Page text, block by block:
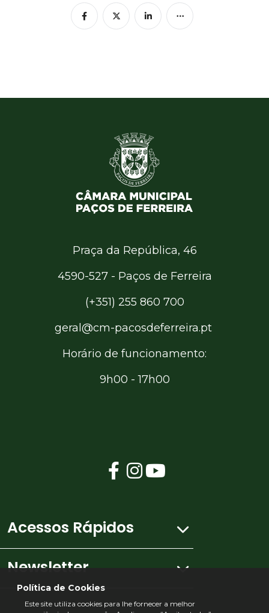
Política de Cookies
Este site utiliza cookies para lhe fornecer a melhor
Acessos Rápidos
Ficha Técnica
Newsletter
Praça da República, 46
4590-527 - Paços de Ferreira
(+351) 255 860 700
geral@cm-pacosdeferreira.pt
Horário de funcionamento:
9h00 - 17h00